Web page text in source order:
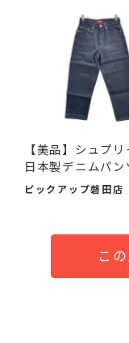
【美品】シュプ
日本製デニムパン
荷...
ピックアップ磐田店
こ